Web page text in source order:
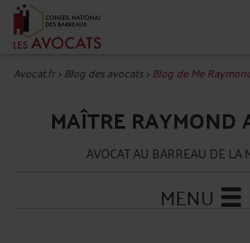
Avocat.fr>Blog des avocats>Blog de Me
MAÎTRE RAYMOND
AVOCAT AU BARREAU DE LA
MENU